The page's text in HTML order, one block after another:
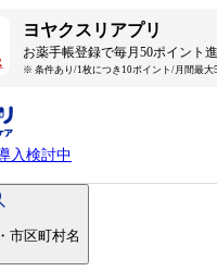
ヨヤクスリアプリ
お薬手帳登録で毎月50ポイント進
※ 条件あり/1枚につき10ポイント/月間最大
入検討中
市区町村名
て待ち時間を短く！
て待ち時間を短く！